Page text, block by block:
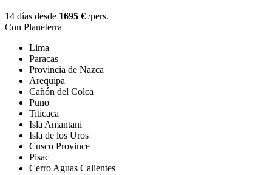
14 días desde 1695 € /pers.
Con Planeterra
Lima
Paracas
Provincia de Nazca
Arequipa
Cañón del Colca
Puno
Titicaca
Isla Amantani
Isla de los Uros
Cusco Province
Pisac
Cerro Aguas Calientes